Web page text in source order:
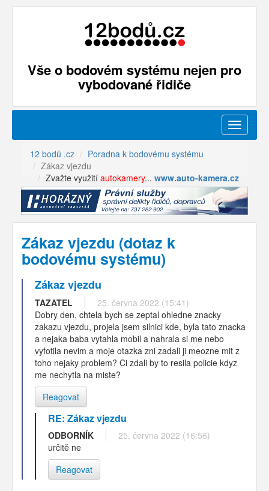
Vše o bodovém systému nejen pro
vybodované řidiče
Menu
12 bodů .cz
Poradna k bodovému systému
Zákaz vjezdu
Zvažte využití autokamery... www.auto-kamera.cz
Zákaz vjezdu (dotaz k
bodovému systému)
Zákaz vjezdu
TAZATEL
25. června 2022 (15:41)
Dobry den, chtela bych se zeptal ohledne znacky
zakazu vjezdu, projela jsem silnici kde, byla tato znacka
a nejaka baba vytahla mobil a nahrala si me nebo
vyfotila nevim a moje otazka zni zadali ji meozne mit z
toho nejaky problem? Ci zdali by to resila policie kdyz
me nechytla na miste?
Reagovat
RE: Zákaz vjezdu
ODBORNÍK
25. června 2022 (16:56)
určitě ne
Reagovat